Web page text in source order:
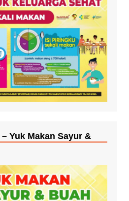
Yuk Makan Sayur &